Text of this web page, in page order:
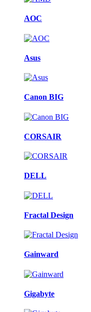
AOC
Asus
Canon BIG
CORSAIR
DELL
Fractal Design
Gainward
Gigabyte